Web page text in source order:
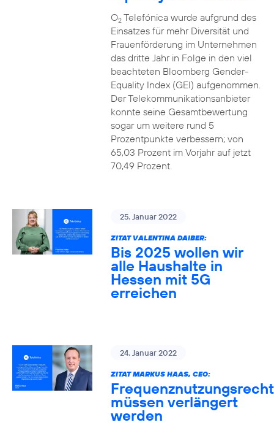
O2Telefónica wurde aufgrund des
Einsatzes für mehr Diversität und
Frauenförderung im Unternehmen
das dritte Jahr in Folge in den viel
beachteten Bloomberg Gender-
Equality Index (GEI) aufgenommen.
Der Telekommunikationsanbieter
konnte seine Gesamtbewertung
sogar um weitere rund 5
Prozentpunkte verbessern; von
65,03 Prozent im Vorjahr auf jetzt
70,49 Prozent.
25. Januar 2022
ZITAT VALENTINA DAIBER:
Bis 2025 wollen wir
alle Haushalte in
Hessen mit 5G
erreichen
24. Januar 2022
ZITAT MARKUS HAAS, CEO:
müssen verlängert
werden